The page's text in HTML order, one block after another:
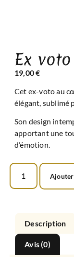
Ex
19,00€
Cet ex-voto au
élégant, sublimé
Son design
apportant une
d’émotion.
Description
Avis (0)